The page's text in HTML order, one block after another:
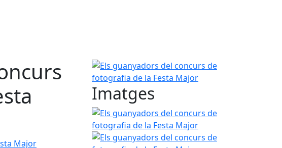
Major
Els guanyadors del concurs de fotografia de la
Imatges
Els guanyadors del concurs de fotografia de la
Els guanyadors del concurs de fotografia de la